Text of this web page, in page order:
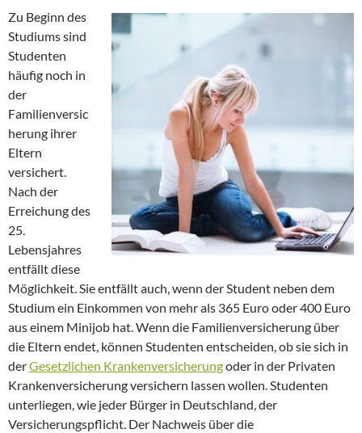
Zu Beginn des
Studiums sind
Studenten
häufig noch in
der
Familienversic
herung ihrer
Eltern
versichert.
Nach der
Erreichung des
25.
Lebensjahres
entfällt diese
Möglichkeit. Sie entfällt auch, wenn der Student neben dem
Studium ein Einkommen von mehr als 365 Euro oder 400 Euro
aus einem Minijob hat. Wenn die Familienversicherung über
die Eltern endet, können Studenten entscheiden, ob sie sich in
derGesetzlichen Krankenversicherungoder in der Privaten
Krankenversicherung versichern lassen wollen. Studenten
unterliegen, wie jeder Bürger in Deutschland, der
Versicherungspflicht. Der Nachweis über die